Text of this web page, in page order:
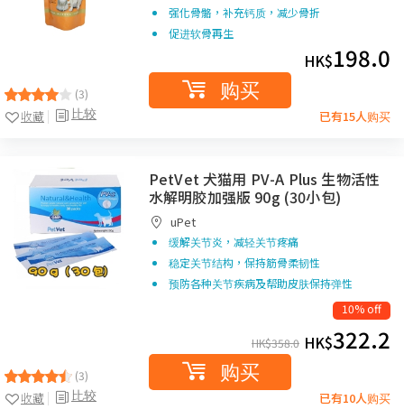
(3)
比较
收藏
强化骨骼，补充钙质，减少骨折
促进软骨再生
HK$198.0
购买
已有15人购买
(3)
比较
收藏
PetVet 犬猫用 PV-A Plus 生物活性
水解明胶加强版 90g (30小包)
uPet
缓解关节炎，减轻关节疼痛
稳定关节结构，保持筋骨柔韧性
预防各种关节疾病及帮助皮肤保持弹性
10% off
HK$358.0 HK$322.2
购买
已有10人购买